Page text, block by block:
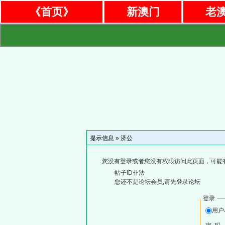
《首页》 新澳门 老
提示信息 » 济公
您没有登录或者您没有权限访问此页面，可能
帖子ID非法
您还不是论坛会员,请先登录论坛
登录
用